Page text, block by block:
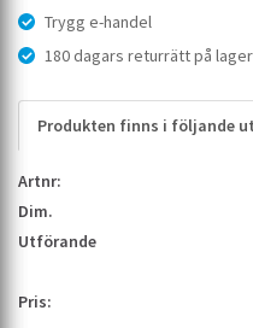
Trygg e-handel
180 dagars returrätt på
Produkten finns i följande